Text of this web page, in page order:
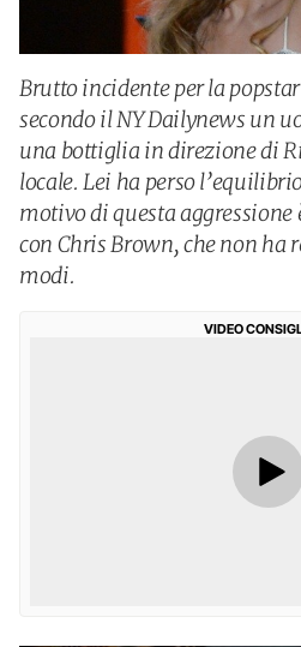
Brutto incidente per la
secondo il NY Dailynews un
una bottiglia in direzione di
locale. Lei ha perso
motivo di questa
con Chris Brown, che non ha
modi.
VIDEO